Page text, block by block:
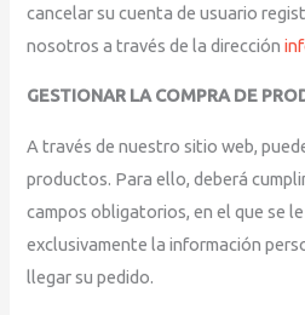
cancelar su cuenta de usuario
nosotros a través de la dirección
GESTIONAR LA COMPRA DE
A través de nuestro sitio web,
productos. Para ello, deberá
campos obligatorios, en el que se
exclusivamente la información
llegar su pedido.